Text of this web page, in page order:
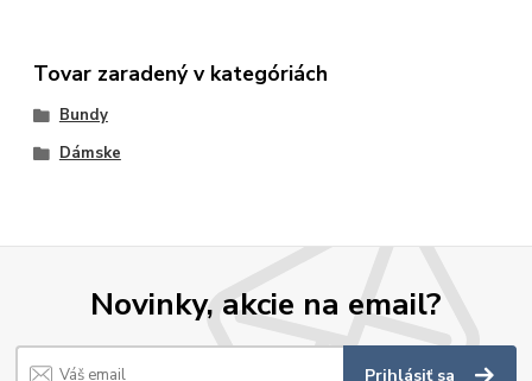
Tovar zaradený v kategóriách
Bundy
Dámske
Novinky, akcie na email?
Prihlásiť sa